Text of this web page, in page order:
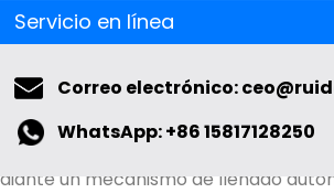
de la máquina llenadora de
cuatro pasos clave:
Coloque las cápsulas vacías en la
máquina.
de aceite
un mecanismo de llenado
Servicio en línea
Correo electrónico:
WhatsApp: +86 15817128250